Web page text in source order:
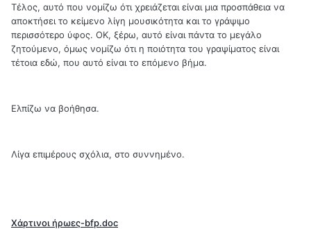
Τέλος, αυτό που νομίζω ότι χρειάζεται είναι μια προσπάθεια να
αποκτήσει το κείμενο λίγη μουσικότητα και το γράψιμο
περισσότερο ύφος. ΟΚ, ξέρω, αυτό είναι πάντα το μεγάλο
ζητούμενο, όμως νομίζω ότι η ποιότητα του γραψίματος είναι
τέτοια εδώ, που αυτό είναι το επόμενο βήμα.
Ελπίζω να βοήθησα.
Λίγα επιμέρους σχόλια, στο συννημένο.
Χάρτινοι ήρωες-bfp.doc